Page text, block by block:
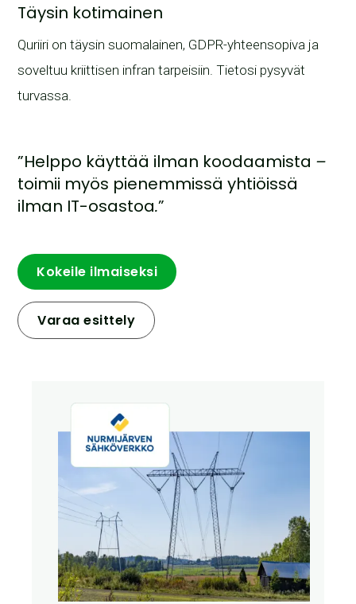
Täysin kotimainen
Quriiri on täysin suomalainen, GDPR-yhteensopiva ja
soveltuu kriittisen infran tarpeisiin. Tietosi pysyvät
turvassa.
”Helppo käyttää ilman koodaamista –
toimii myös pienemmissä yhtiöissä
ilman IT-osastoa.”
Kokeile ilmaiseksi
Varaa esittely